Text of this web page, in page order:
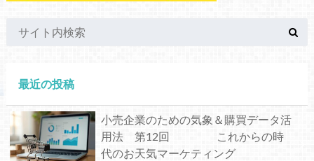
最近の投稿
小売企業のための気象＆購買データ活
用法 第12回 これからの時
代のお天気マーケティング